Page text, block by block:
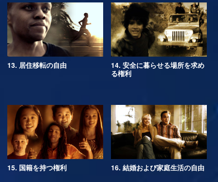
13. 居住移転の自由
14. 安全に暮らせる場所を求め
る権利
15. 国籍を持つ権利 16. 結婚および家庭生活の自由